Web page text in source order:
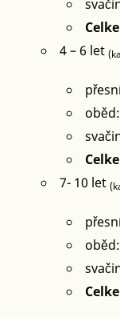
4 – 6 let
7- 10 let